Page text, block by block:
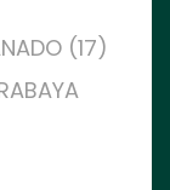
(17)